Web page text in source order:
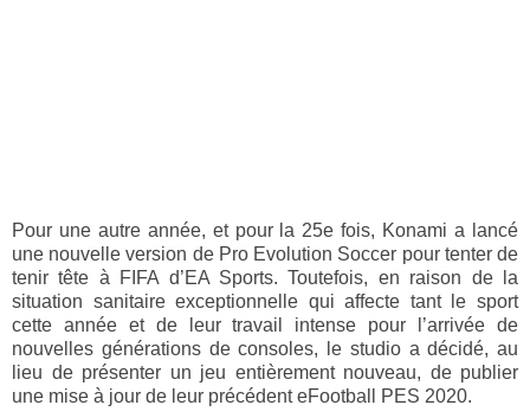
Pour une autre année, et pour la 25e fois, Konami a lancé
une nouvelle version de Pro Evolution Soccer pour tenter de
tenir tête à FIFA d’EA Sports. Toutefois, en raison de la
situation sanitaire exceptionnelle qui affecte tant le sport
cette année et de leur travail intense pour l’arrivée de
nouvelles générations de consoles, le studio a décidé, au
lieu de présenter un jeu entièrement nouveau, de publier
une mise à jour de leur précédent eFootball PES 2020.